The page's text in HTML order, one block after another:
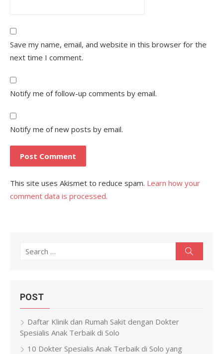
Save my name, email, and website in this browser for the
next time I comment.
Notify me of follow-up comments by email.
Notify me of new posts by email.
This site uses Akismet to reduce spam. Learn how your
comment data is processed.
Search
POST
Daftar Klinik dan Rumah Sakit dengan Dokter
Spesialis Anak Terbaik di Solo
10 Dokter Spesialis Anak Terbaik di Solo yang